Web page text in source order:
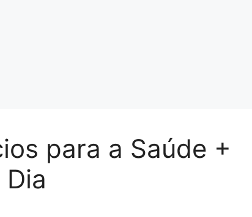
para a Saúde +